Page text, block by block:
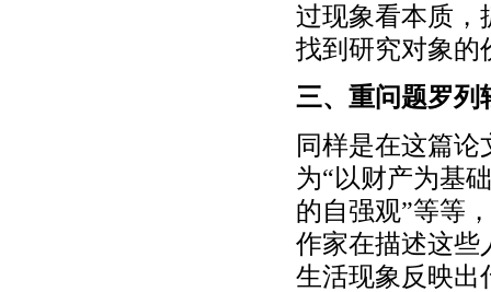
过现象看本质，
找到研究对象的
三、重问题罗列
同样是在这篇
为“以财产为基
的自强观”等等
作家在描述这些
生活现象反映出